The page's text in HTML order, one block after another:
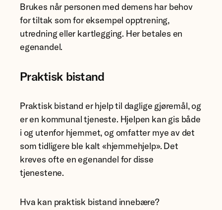
Brukes når personen med demens har behov
for tiltak som for eksempel opptrening,
utredning eller kartlegging. Her betales en
egenandel.
Praktisk bistand
Praktisk bistand er hjelp til daglige gjøremål, og
er en kommunal tjeneste. Hjelpen kan gis både
i og utenfor hjemmet, og omfatter mye av det
som tidligere ble kalt «hjemmehjelp». Det
kreves ofte en egenandel for disse
tjenestene.
Hva kan praktisk bistand innebære?